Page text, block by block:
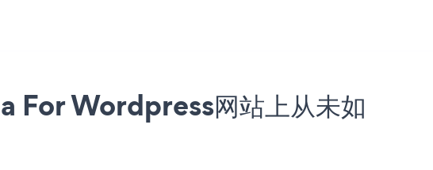
For Wordpress网站上从未如